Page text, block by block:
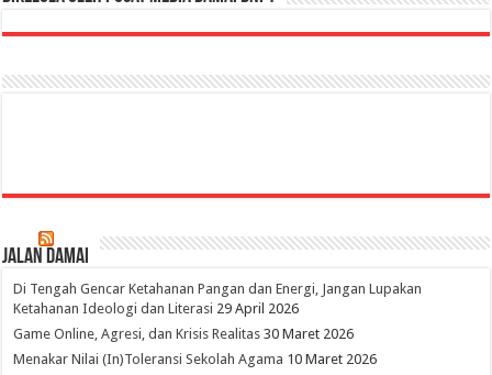
Jalan Damai
Di Tengah Gencar Ketahanan Pangan dan Energi, Jangan Lupakan
Ketahanan Ideologi dan Literasi 29 April 2026
Game Online, Agresi, dan Krisis Realitas 30 Maret 2026
Menakar Nilai (In)Toleransi Sekolah Agama 10 Maret 2026